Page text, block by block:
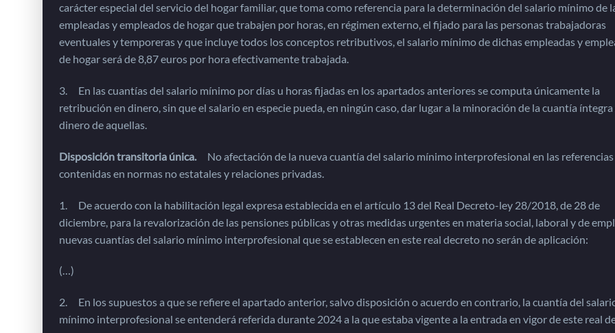
carácter especial del servicio del hogar familiar, que toma como referencia para la determinación del salario mínimo de
empleadas y empleados de hogar que trabajen por horas, en régimen externo, el fijado para las personas trabajadoras
eventuales y temporeras y que incluye todos los conceptos retributivos, el salario mínimo de dichas empleadas y
de hogar será de 8,87 euros por hora efectivamente trabajada.
3. En las cuantías del salario mínimo por días u horas fijadas en los apartados anteriores se computa únicamente la
retribución en dinero, sin que el salario en especie pueda, en ningún caso, dar lugar a la minoración de la cuantía íntegra
dinero de aquellas.
Disposición transitoria única. No afectación de la nueva cuantía del salario mínimo interprofesional en las referencias
contenidas en normas no estatales y relaciones privadas.
1. De acuerdo con la habilitación legal expresa establecida en el artículo 13 del Real Decreto-ley 28/2018, de 28 de
diciembre, para la revalorización de las pensiones públicas y otras medidas urgentes en materia social, laboral y de
nuevas cuantías del salario mínimo interprofesional que se establecen en este real decreto no serán de aplicación:
(…)
2. En los supuestos a que se refiere el apartado anterior, salvo disposición o acuerdo en contrario, la cuantía del
mínimo interprofesional se entenderá referida durante 2024 a la que estaba vigente a la entrada en vigor de este real